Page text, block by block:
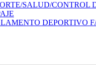
SALUD/CONTROL
DEPORTIVO